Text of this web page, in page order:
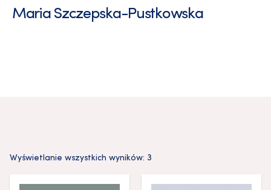
Maria Szczepska-Pustkowska
Wyświetlanie wszystkich wyników: 3